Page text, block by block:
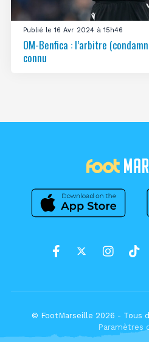
Publié le 16 Avr 2024 à 15h46
OM-Benfica : l’arbitre
connu
© FootMarseille 2026 - Tous
Paramètres